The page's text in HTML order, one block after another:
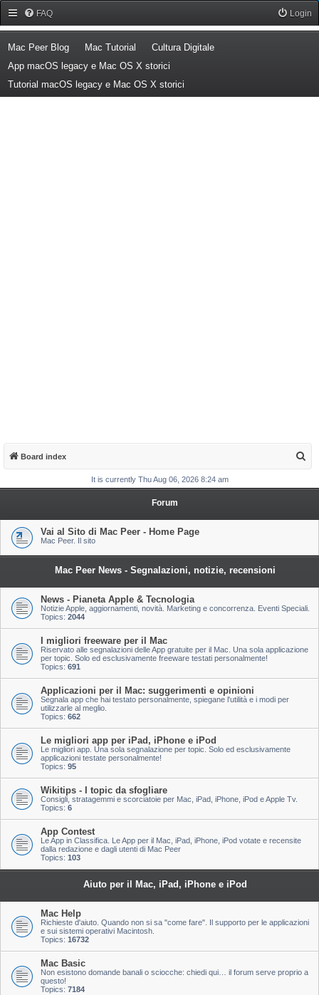
FAQ Login
Mac Peer Blog(Opens a new tab)
Mac Tutorial (Opens a new tab)
Cultura Digitale(Opens a new tab)
App macOS legacy e Mac OS X storici
Tutorial macOS legacy e Mac OS X storici
Board index
a
It is currently Thu Aug 06, 2026 8:24 am
Forum
Vai al Sito di Mac Peer - Home Page
Mac Peer. Il sito
Mac Peer News - Segnalazioni, notizie, recensioni
News - Pianeta Apple & Tecnologia
Notizie Apple, aggiornamenti, novità. Marketing e concorrenza. Eventi Speciali.
Topics: 2044
I migliori freeware per il Mac
Riservato alle segnalazioni delle App gratuite per il Mac. Una sola applicazione
per topic. Solo ed esclusivamente freeware testati personalmente!
Topics: 691
Applicazioni per il Mac: suggerimenti e opinioni
Segnala app che hai testato personalmente, spiegane l'utilità e i modi per
utilizzarle al meglio.
Topics: 662
Le migliori app per iPad, iPhone e iPod
Le migliori app. Una sola segnalazione per topic. Solo ed esclusivamente
applicazioni testate personalmente!
Topics: 95
Wikitips - I topic da sfogliare
Consigli, stratagemmi e scorciatoie per Mac, iPad, iPhone, iPod e Apple Tv.
Topics: 6
App Contest
Le App in Classifica. Le App per il Mac, iPad, iPhone, iPod votate e recensite
dalla redazione e dagli utenti di Mac Peer
Topics: 103
Aiuto per il Mac, iPad, iPhone e iPod
Mac Help
Richieste d'aiuto. Quando non si sa "come fare". Il supporto per le applicazioni
e sui sistemi operativi Macintosh.
Topics: 16732
Mac Basic
Non esistono domande banali o sciocche: chiedi qui… il forum serve proprio a
questo!
Topics: 7184